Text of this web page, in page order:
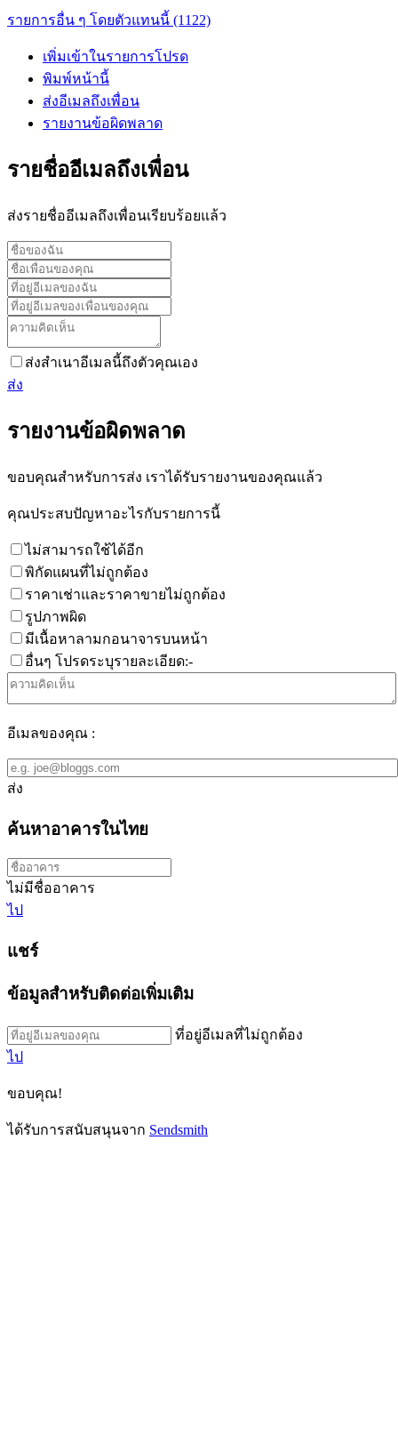
รายการอื่น ๆ โดยตัวแทนนี้ (1122)
เพิ่มเข้าในรายการโปรด
พิมพ์หน้านี้
ส่งอีเมลถึงเพื่อน
รายงานข้อผิดพลาด
รายชื่ออีเมลถึงเพื่อน
ส่งรายชื่ออีเมลถึงเพื่อนเรียบร้อยแล้ว
ส่งสำเนาอีเมลนี้ถึงตัวคุณเอง
ส่ง
รายงานข้อผิดพลาด
ขอบคุณสำหรับการส่ง เราได้รับรายงานของคุณแล้ว
คุณประสบปัญหาอะไรกับรายการนี้
ไม่สามารถใช้ได้อีก
พิกัดแผนที่ไม่ถูกต้อง
ราคาเช่าและราคาขายไม่ถูกต้อง
รูปภาพผิด
มีเนื้อหาลามกอนาจารบนหน้า
อื่นๆ โปรดระบุรายละเอียด:-
อีเมลของคุณ :
ส่ง
ค้นหาอาคารในไทย
ไม่มีชื่ออาคาร
ไป
แชร์
ข้อมูลสำหรับติดต่อเพิ่มเติม
ที่อยู่อีเมลที่ไม่ถูกต้อง
ไป
ขอบคุณ!
ได้รับการสนับสนุนจาก Sendsmith